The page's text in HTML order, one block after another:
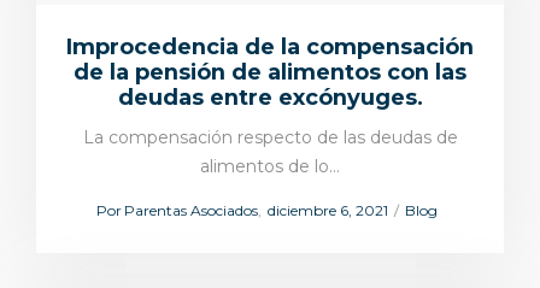
Improcedencia de la compensación
de la pensión de alimentos con las
deudas entre excónyuges.
La compensación respecto de las deudas de
alimentos de lo…
Por Parentas Asociados diciembre 6, 2021 Blog